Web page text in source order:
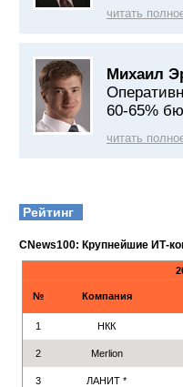
читать
Михаил
60-65%
читать
Рейтинг
CNews100: Крупнейшие ИТ-
№ Компания
1 НКК
2 Merlion
3 ЛАНИТ *